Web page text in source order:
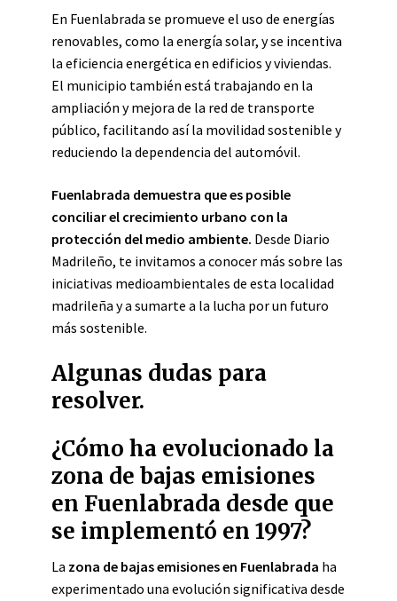
En Fuenlabrada se promueve el uso de energías
renovables, como la energía solar, y se incentiva
la eficiencia energética en edificios y viviendas.
El municipio también está trabajando en la
ampliación y mejora de la red de transporte
público, facilitando así la movilidad sostenible y
reduciendo la dependencia del automóvil.
Fuenlabrada demuestra que es posible
conciliar el crecimiento urbano con la
protección del medio ambiente. Desde Diario
Madrileño, te invitamos a conocer más sobre las
iniciativas medioambientales de esta localidad
madrileña y a sumarte a la lucha por un futuro
más sostenible.
Algunas dudas para
resolver.
¿Cómo ha evolucionado la
zona de bajas emisiones
en Fuenlabrada desde que
se implementó en 1997?
La zona de bajas emisiones en Fuenlabrada ha
experimentado una evolución significativa desde